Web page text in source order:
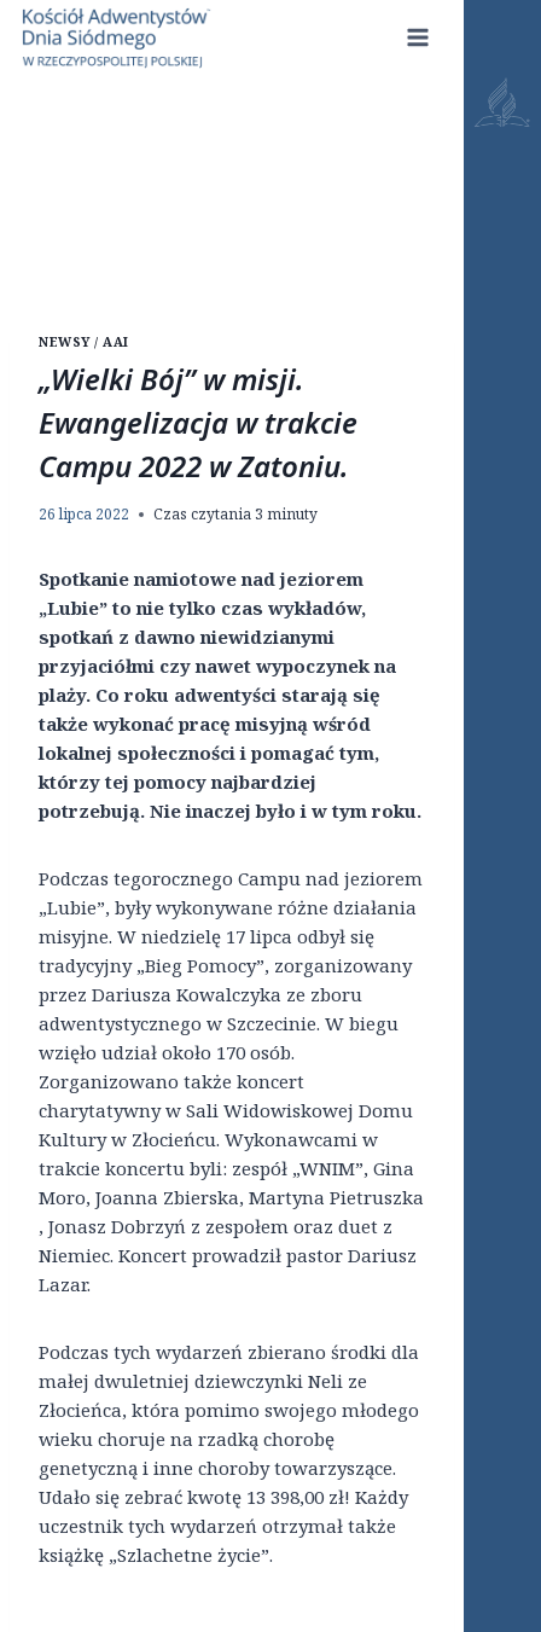
Przejdź
treści
NEWSY / AAI
„Wielki Bój” w misji.
Ewangelizacja w trakcie
Campu 2022 w Zatoniu.
26 lipca 2022 Czas czytania 3 minuty
Spotkanie namiotowe nad jeziorem
„Lubie” to nie tylko czas wykładów,
spotkań z dawno niewidzianymi
przyjaciółmi czy nawet wypoczynek na
plaży. Co roku adwentyści starają się
także wykonać pracę misyjną wśród
lokalnej społeczności i pomagać tym,
którzy tej pomocy najbardziej
potrzebują. Nie inaczej było i w tym roku.
Podczas tegorocznego Campu nad jeziorem
„Lubie”, były wykonywane różne działania
misyjne. W niedzielę 17 lipca odbył się
tradycyjny „Bieg Pomocy”, zorganizowany
przez Dariusza Kowalczyka ze zboru
adwentystycznego w Szczecinie. W biegu
wzięło udział około 170 osób.
Zorganizowano także koncert
charytatywny w Sali Widowiskowej Domu
Kultury w Złocieńcu. Wykonawcami w
trakcie koncertu byli: zespół „WNIM”, Gina
Moro, Joanna Zbierska, Martyna Pietruszka
, Jonasz Dobrzyń z zespołem oraz duet z
Niemiec. Koncert prowadził pastor Dariusz
Lazar.
Podczas tych wydarzeń zbierano środki dla
małej dwuletniej dziewczynki Neli ze
Złocieńca, która pomimo swojego młodego
wieku choruje na rzadką chorobę
genetyczną i inne choroby towarzyszące.
Udało się zebrać kwotę 13 398,00 zł! Każdy
uczestnik tych wydarzeń otrzymał także
książkę „Szlachetne życie”.